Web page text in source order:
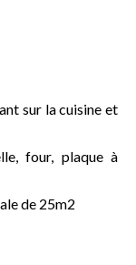
sur la cuisine et
four, plaque à
de 25m2